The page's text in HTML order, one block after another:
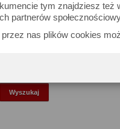
tym znajdziesz też
partnerów
nas plików cookies